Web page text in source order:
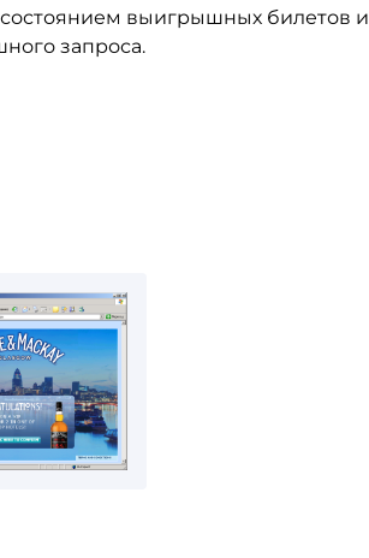
выигрышных билетов и
запроса.